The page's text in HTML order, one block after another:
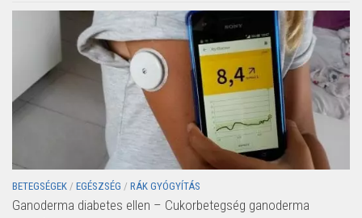
BETEGSÉGEK / EGÉSZSÉG / RÁK GYÓGYÍTÁS
Ganoderma diabetes ellen – Cukorbetegség ganoderma